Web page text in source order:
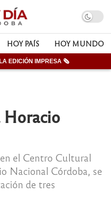
HOY PAÍS HOY MUNDO
EDICIÓN IMPRESA 🗞
Horacio
el Centro Cultural
Nacional Córdoba, se
de tres